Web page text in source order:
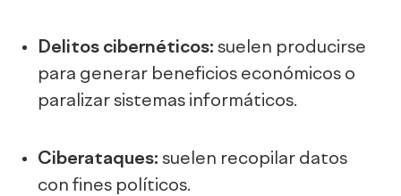
Delitos cibernéticos: suelen producirse
para generar beneficios económicos o
paralizar sistemas informáticos.
Ciberataques:suelen recopilar datos
con fines políticos.